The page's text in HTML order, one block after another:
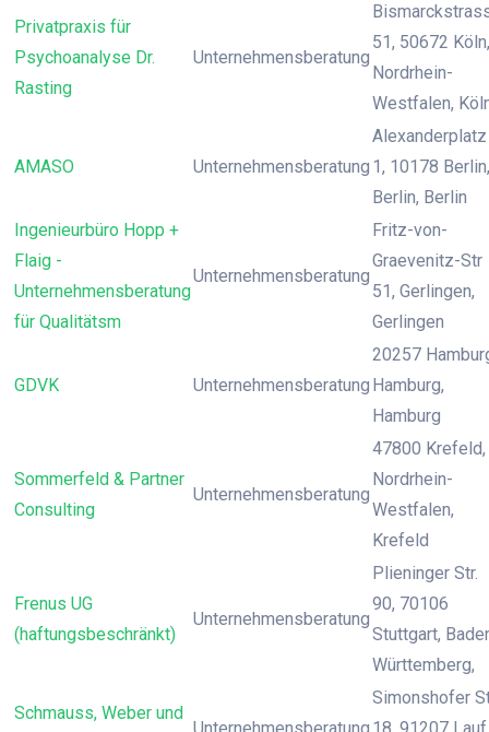
Privatpraxis für
Psychoanalyse Dr.
Rasting
Unternehmensberatung
51, 50672 Köln,
Nordrhein-
Westfalen,
AMASO Unternehmensberatung
Alexanderplatz
1, 10178 Berlin,
Berlin, Berlin
Ingenieurbüro Hopp +
Flaig -
Unternehmensberatung
für Qualitätsm
Unternehmensberatung
Fritz-von-
Graevenitz-Str
51, Gerlingen,
Gerlingen
GDVK Unternehmensberatung
20257
Hamburg,
Hamburg
Sommerfeld & Partner
Consulting
Unternehmensberatung
47800 Krefeld,
Nordrhein-
Westfalen,
Krefeld
Frenus UG
(haftungsbeschränkt)
Unternehmensberatung
Plieninger Str.
90, 70106
Stuttgart,
Württemberg,
Schmauss, Weber und
Simonshofer